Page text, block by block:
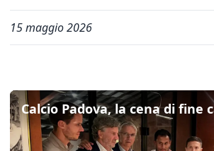
15 maggio 2026